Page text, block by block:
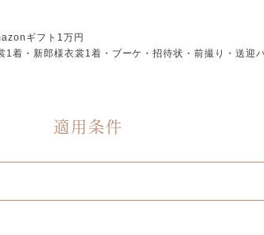
ギフト1万円
1着・新郎様衣裳1着・ブーケ・招待状・前撮り・送迎
適用条件